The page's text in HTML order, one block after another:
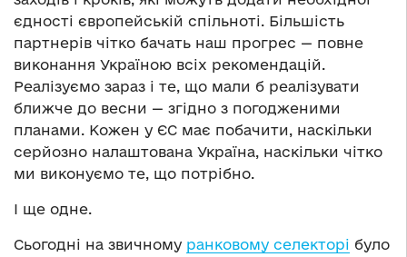
єдності європейській спільноті. Більшість
партнерів чітко бачать наш прогрес — повне
виконання Україною всіх рекомендацій.
Реалізуємо зараз і те, що мали б реалізувати
ближче до весни — згідно з погодженими
планами. Кожен у ЄС має побачити, наскільки
серйозно налаштована Україна, наскільки чітко
ми виконуємо те, що потрібно.
І ще одне.
Сьогодні на звичному ранковому селекторі було